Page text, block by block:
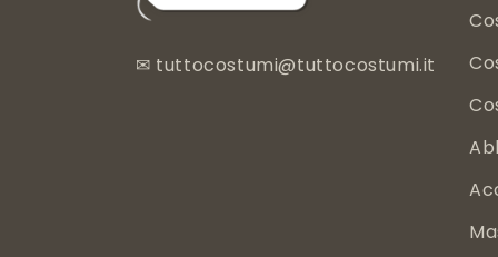
✉ tuttocostumi@tuttocostumi.it